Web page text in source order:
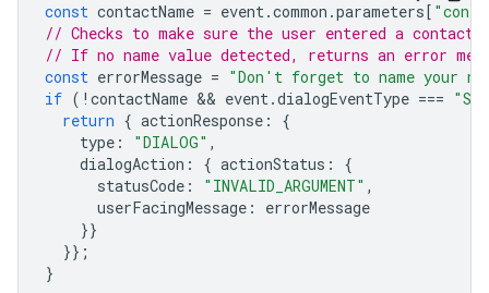
const contactName = event.common .parameters[
// Checks to make sure the user entered a contact
// If no name value detected, returns an error
const errorMessage = "Don't forget to name your
if ( ! contactName && event.dialogEventType ===
return { actionResponse :
{
type : "DIALOG" ,
dialogAction : { actionStatus :
{
statusCode : "INVALID_ARGUMENT" ,
userFacingMessage :
errorMessage
}}
}};
}